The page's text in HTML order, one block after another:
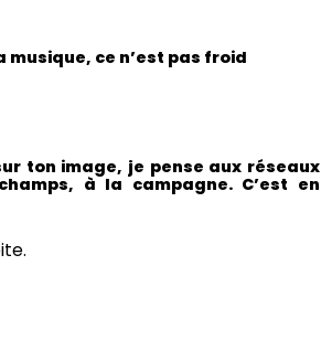
ce n’est pas froid
ton image, je pense aux réseaux
à la campagne. C’est en